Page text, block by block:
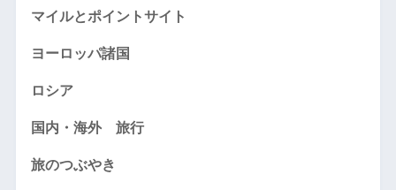
マイルとポイントサイト
ヨーロッパ諸国
ロシア
国内・海外 旅行
旅のつぶやき